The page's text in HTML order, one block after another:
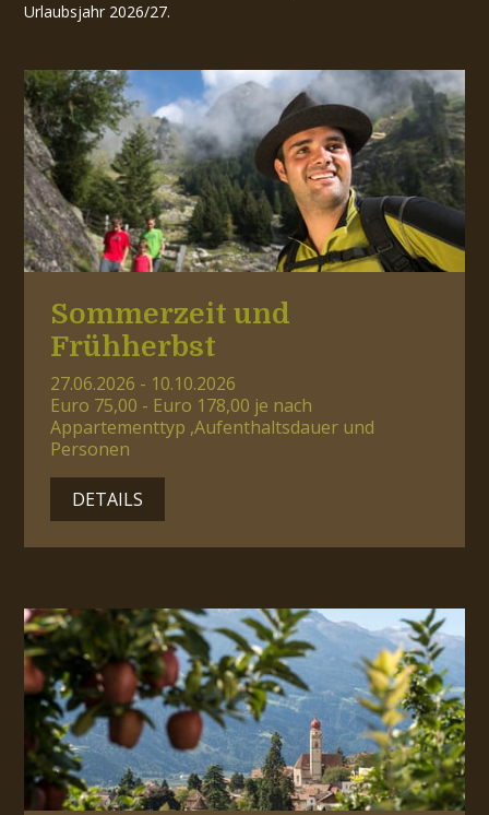
Urlaubsjahr 2026/27.
Sommerzeit und
Frühherbst
27.06.2026 - 10.10.2026
Euro 75,00 - Euro 178,00 je nach
Appartementtyp ,Aufenthaltsdauer und
Personen
DETAILS